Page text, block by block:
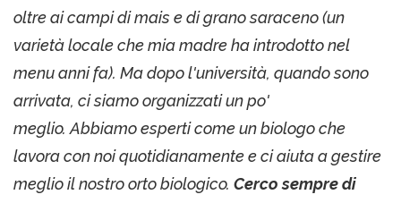
oltre ai campi di mais e di grano saraceno (un
varietà locale che mia madre ha introdotto nel
menu anni fa). Ma dopo l'università, quando sono
arrivata, ci siamo organizzati un po'
meglio. Abbiamo esperti come un biologo che
lavora con noi quotidianamente e ci aiuta a gestire
meglio il nostro orto biologico. Cerco sempre di